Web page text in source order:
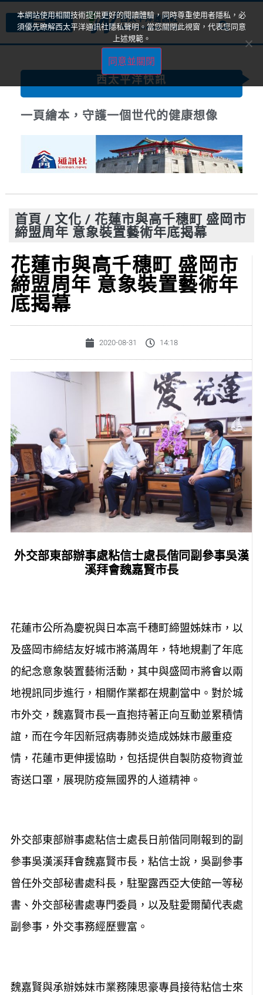
西太平洋快訊
一頁繪本，守護一個世代的健康想像
首頁 / 文化 / 花蓮市與高千穗町 盛岡市
締盟周年 意象裝置藝術年底揭幕
花蓮市與高千穗町 盛岡市
締盟周年 意象裝置藝術年
底揭幕
2020-08-31 14:18
外交部東部辦事處粘信士處長偕同副參事吳漢
溪拜會魏嘉賢市長
花蓮市公所為慶祝與日本高千穗町締盟姊妹市，以
及盛岡市締結友好城市將滿周年，特地規劃了年底
的紀念意象裝置藝術活動，其中與盛岡市將會以兩
地視訊同步進行，相關作業都在規劃當中。對於城
市外交，魏嘉賢市長一直抱持著正向互動並累積情
誼，而在今年因新冠病毒肺炎造成姊妹市嚴重疫
情，花蓮市更伸援協助，包括提供自製防疫物資並
寄送口罩，展現防疫無國界的人道精神。
外交部東部辦事處粘信士處長日前偕同剛報到的副
參事吳漢溪拜會魏嘉賢市長，粘信士說，吳副參事
曾任外交部秘書處科長，駐聖露西亞大使館一等秘
書、外交部秘書處專門委員，以及駐愛爾蘭代表處
副參事，外交事務經歷豐富。
魏嘉賢與承辦姊妹市業務陳思豪專員接待粘信士來
本網站使用相關技術提供更好的閱讀體驗，同時尊重使用者隱私，必
須優先瞭解西太平洋通訊社隱私聲明。當您關閉此視窗，代表您同意
上述規範。
同意並關閉